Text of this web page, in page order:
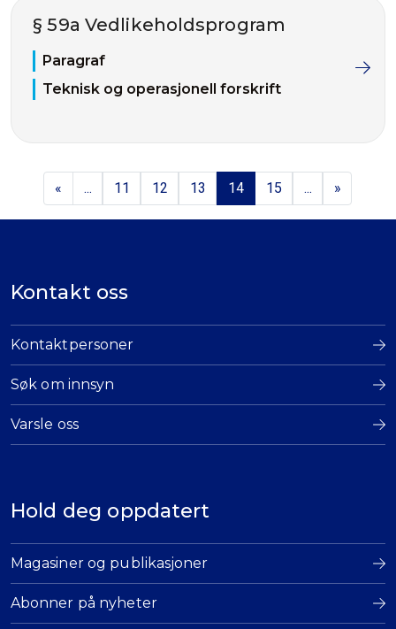
§ 59a Vedlikeholdsprogram
Paragraf
Teknisk og operasjonell forskrift
« ... 11 12 13 14 15 ... »
Kontakt oss
Kontaktpersoner
Søk om innsyn
Varsle oss
Hold deg oppdatert
Magasiner og publikasjoner
Abonner på nyheter